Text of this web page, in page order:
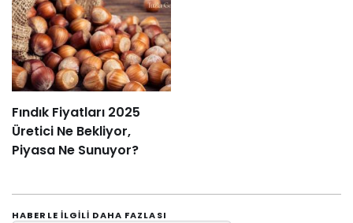
Fındık Fiyatları 2025
Üretici Ne Bekliyor,
Piyasa Ne Sunuyor?
HABERLE ILGILI DAHA FAZLASI